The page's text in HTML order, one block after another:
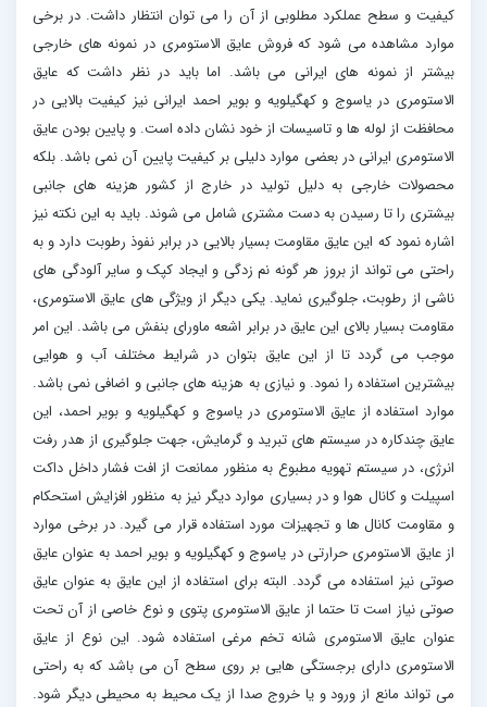
کیفیت و سطح عملکرد مطلوبی از آن را می توان انتظار داشت. در برخی
موارد مشاهده می شود که فروش عایق الاستومری در نمونه های خارجی
بیشتر از نمونه های ایرانی می باشد. اما باید در نظر داشت که عایق
الاستومری در یاسوج و کهگیلویه و بویر احمد ایرانی نیز کیفیت بالایی در
محافظت از لوله ها و تاسیسات از خود نشان داده است. و پایین بودن عایق
الاستومری ایرانی در بعضی موارد دلیلی بر کیفیت پایین آن نمی باشد. بلکه
محصولات خارجی به دلیل تولید در خارج از کشور هزینه های جانبی
بیشتری را تا رسیدن به دست مشتری شامل می شوند. باید به این نکته نیز
اشاره نمود که این عایق مقاومت بسیار بالایی در برابر نفوذ رطوبت دارد و به
راحتی می تواند از بروز هر گونه نم زدگی و ایجاد کپک و سایر آلودگی های
ناشی از رطوبت، جلوگیری نماید. یکی دیگر از ویژگی های عایق الاستومری،
مقاومت بسیار بالای این عایق در برابر اشعه ماورای بنفش می باشد. این امر
موجب می گردد تا از این عایق بتوان در شرایط مختلف آب و هوایی
بیشترین استفاده را نمود. و نیازی به هزینه های جانبی و اضافی نمی باشد.
موارد استفاده از عایق الاستومری در یاسوج و کهگیلویه و بویر احمد، این
عایق چندکاره در سیستم های تبرید و گرمایش، جهت جلوگیری از هدر رفت
انرژی، در سیستم تهویه مطبوع به منظور ممانعت از افت فشار داخل داکت
اسپیلت و کانال هوا و در بسیاری موارد دیگر نیز به منظور افزایش استحکام
و مقاومت کانال ها و تجهیزات مورد استفاده قرار می گیرد. در برخی موارد
از عایق الاستومری حرارتی در یاسوج و کهگیلویه و بویر احمد به عنوان عایق
صوتی نیز استفاده می گردد. البته برای استفاده از این عایق به عنوان عایق
صوتی نیاز است تا حتما از عایق الاستومری پتوی و نوع خاصی از آن تحت
عنوان عایق الاستومری شانه تخم مرغی استفاده شود. این نوع از عایق
الاستومری دارای برجستگی هایی بر روی سطح آن می باشد که به راحتی
می تواند مانع از ورود و یا خروج صدا از یک محیط به محیطی دیگر شود.